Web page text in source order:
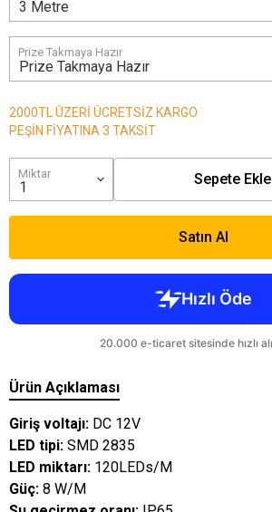
Prize Takmaya Hazır
2000TL ÜZERİ ÜCRETSİZ KARGO
PEŞİN FİYATINA 3 TAKSİT
Miktar Sepete Ekle
Satın Al
Ürün Açıklaması
Giriş voltajı: DC 12V
LED tipi: SMD 2835
LED miktarı: 120LEDs/M
Güç: 8 W/M